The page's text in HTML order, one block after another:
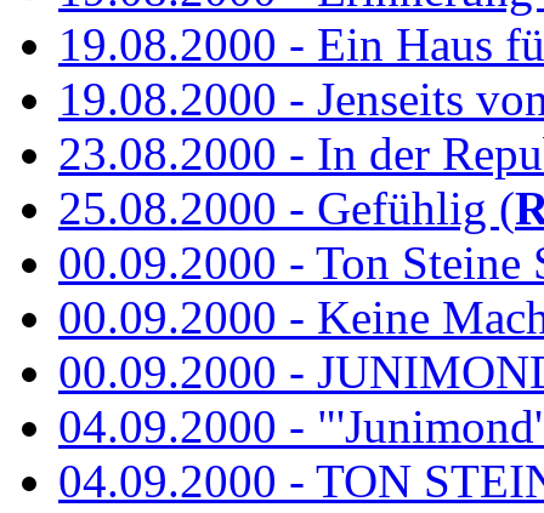
19.08.2000 - Ein Haus
19.08.2000 - Jenseits
23.08.2000 - In der
25.08.2000 - Gefühlig (
00.09.2000 - Ton Steine
00.09.2000 - Keine
00.09.2000 -
04.09.2000 -
04.09.2000 - TON